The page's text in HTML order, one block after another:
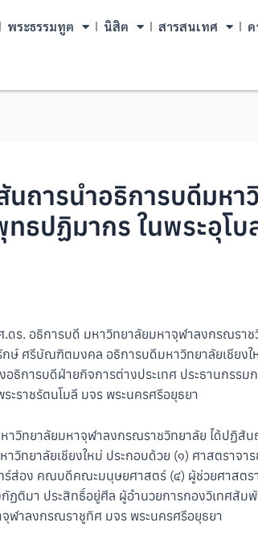
พระธรรมทูต นิสิต สารสนเทศ
ถารนำอธิการบดีมหา
ธปฏิมากร ในพระอุโ
ร. อธิการบดี มหาวิทยาลัยมหาจุฬาลงกรณราช
ษ์ ศรีบัณฑิตมงคล อธิการบดีมหาวิทยาลัยเชียงใ
การบดีฝ่ายกิจการต่างประเทศ ประธานกรรม
ราชรัตนโมลี มจร พระนครศรีอยุธยา
าวิทยาลัยมหาจุฬาลงกรณราชวิทยาลัย ได้ปฏิสัน
ยาลัยเชียงใหม่ ประกอบด้วย (๑) ศาสตราจา
ร์ส่อง คณบดีคณะมนุษยศาสตร์ (๔) ผู้ช่วยศาสต
มา ประสิทธิ์อยู่ศีล ผู้อำนวยการกองวิเทศสัม
ฬาลงกรณราชูทิศ มจร พระนครศรีอยุธยา